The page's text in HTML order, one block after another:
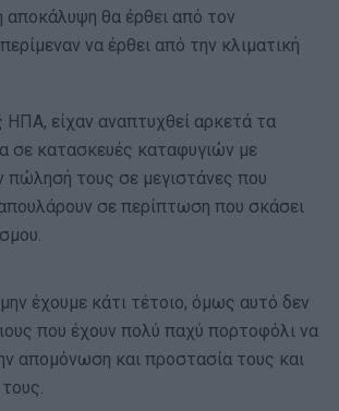
αποκάλυψη θα έρθει από τον
να έρθει από την κλιματική
ΗΠΑ, είχαν αναπτυχθεί αρκετά τα
σε κατασκευές καταφυγιών με
πώλησή τους σε μεγιστάνες που
σε περίπτωση που σκάσει
έχουμε κάτι τέτοιο, όμως αυτό δεν
που έχουν πολύ παχύ πορτοφόλι να
απομόνωση και προστασία τους και